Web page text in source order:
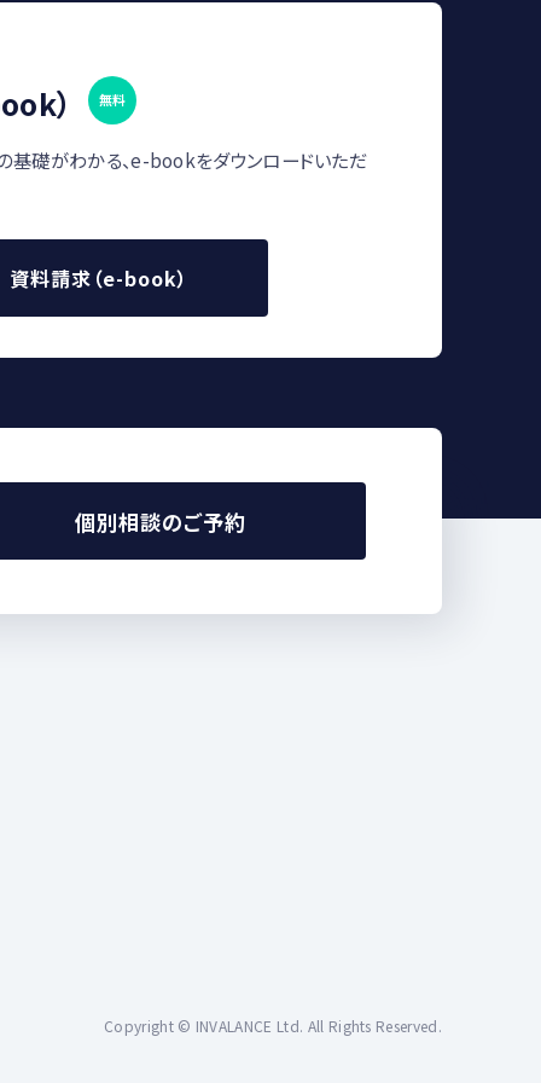
） 無料
基礎がわかる、e-bookをダウンロードいただ
資料請求（e-book）
個別相談のご予約
Copyright © INVALANCE Ltd. All Rights Reserved.